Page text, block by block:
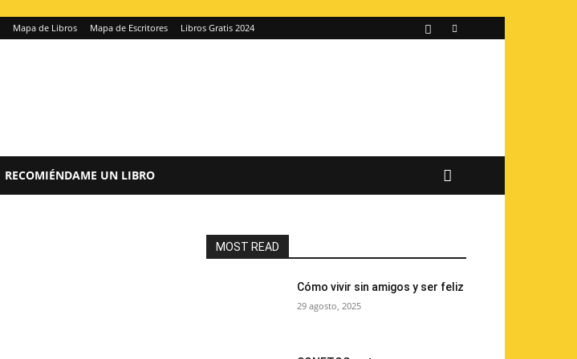
Mapa de Libros Mapa de Escritores Libros Gratis 2024
RECOMIÉNDAME UN LIBRO
MOST READ
Cómo vivir sin amigos y ser feliz
29 agosto, 2025